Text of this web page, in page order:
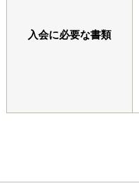
入会に必要な書類